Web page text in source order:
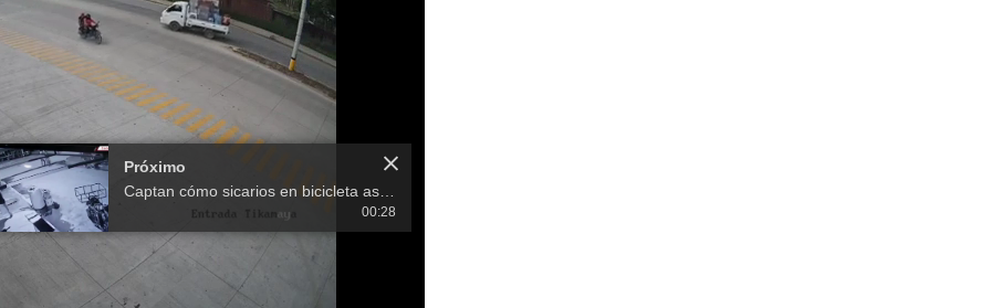
Próximo
Captan cómo sicarios en bicicleta asesinan a comerciante en Choloma
00:28